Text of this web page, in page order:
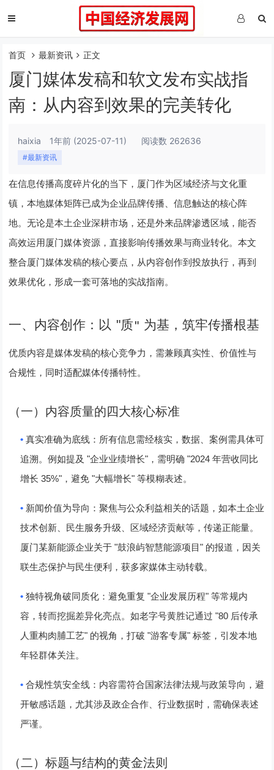
首页 最新资讯 正文
厦门媒体发稿和软文发布实战指
南：从内容到效果的完美转化
haixia 1年前 (2025-07-11) 阅读数 262636
#最新资讯
在信息传播高度碎片化的当下，厦门作为区域经济与文化重
镇，本地媒体矩阵已成为企业品牌传播、信息触达的核心阵
地。无论是本土企业深耕市场，还是外来品牌渗透区域，能否
高效运用厦门媒体资源，直接影响传播效果与商业转化。本文
整合厦门媒体发稿的核心要点，从内容创作到投放执行，再到
效果优化，形成一套可落地的实战指南。
一、内容创作：以 "质" 为基，筑牢传播根基
优质内容是媒体发稿的核心竞争力，需兼顾真实性、价值性与
合规性，同时适配媒体传播特性。
（一）内容质量的四大核心标准
•真实准确为底线 ：所有信息需经核实，数据、案例需具体可
追溯。例如提及 "企业业绩增长" ，需明确"2024年营收同比
增长35%" ，避免"大幅增长"等模糊表述。
• 新闻价值为导向 ：聚焦与公众利益相关的话题，如本土企业
技术创新、民生服务升级、区域经济贡献等，传递正能量。
厦门某新能源企业关于 "鼓浪屿智慧能源项目" 的报道，因关
联生态保护与民生便利，获多家媒体主动转载。
•独特视角破同质化 ：避免重复 "企业发展历程"等常规内
容，转而挖掘差异化亮点。如老字号黄胜记通过"80 后传承
人重构肉脯工艺" 的视角，打破"游客专属"标签，引发本地
年轻群体关注。
•合规性筑安全线 ：内容需符合国家法律法规与政策导向，避
开敏感话题，尤其涉及政企合作、行业数据时，需确保表述
严谨。
（二）标题与结构的黄金法则